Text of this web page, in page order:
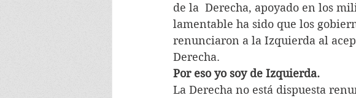
de la  Derecha, apoyado en los
lamentable ha sido que los
renunciaron a la Izquierda al
Derecha.
Por eso yo soy de Izquierda.
La Derecha no está dispuesta